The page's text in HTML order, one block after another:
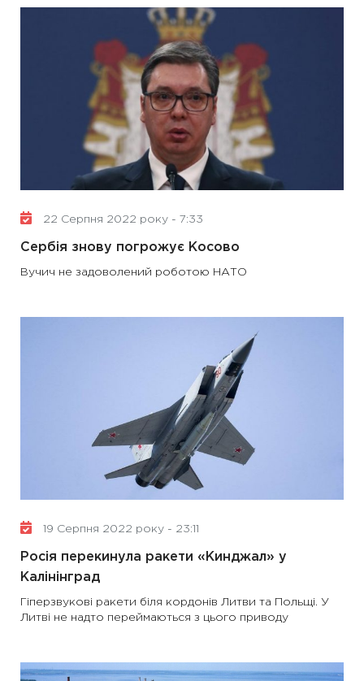
22 Серпня 2022 року - 7:33
Сербія знову погрожує Косово
Вучич не задоволений роботою НАТО
19 Серпня 2022 року - 23:11
Росія перекинула ракети «Кинджал» у
Калінінград
Гіперзвукові ракети біля кордонів Литви та Польщі. У
Литві не надто переймаються з цього приводу